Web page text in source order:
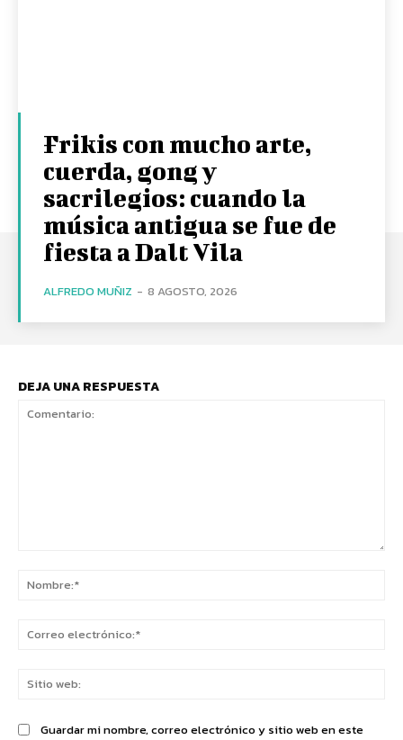
Frikis con mucho arte,
cuerda, gong y
sacrilegios: cuando la
música antigua se fue de
fiesta a Dalt Vila
ALFREDO MUÑIZ - 8 AGOSTO, 2026
DEJA UNA RESPUESTA
Guardar mi nombre, correo electrónico y sitio web en este